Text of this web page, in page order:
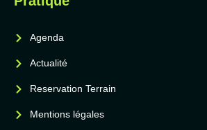
Agenda
Actualité
Reservation Terrain
Mentions légales